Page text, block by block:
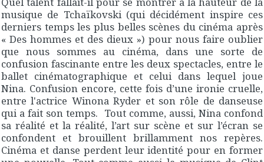
musique de Tchaïkovski (qui décidément inspire ces
derniers temps les plus belles scènes du cinéma après
« Des hommes et des dieux ») pour nous faire oublier
que nous sommes au cinéma, dans une sorte de
confusion fascinante entre les deux spectacles, entre le
ballet cinématographique et celui dans lequel joue
Nina. Confusion encore, cette fois d’une ironie cruelle,
entre l'actrice Winona Ryder et son rôle de danseuse
qui a fait son temps. Tout comme, aussi, Nina confond
sa réalité et la réalité, l’art sur scène et sur l’écran se
confondent et brouillent brillamment nos repères.
Cinéma et danse perdent leur identité pour en former